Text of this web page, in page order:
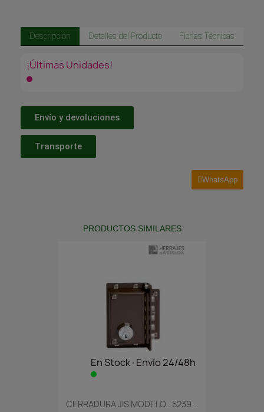
Descripción Detalles del Producto Fichas Técnicas
¡Últimas Unidades!
Envío y devoluciones
Transporte
WhatsApp
PRODUCTOS SIMILARES
En Stock·Envío 24/48h
CERRADURA JIS MODELO.. 5239...